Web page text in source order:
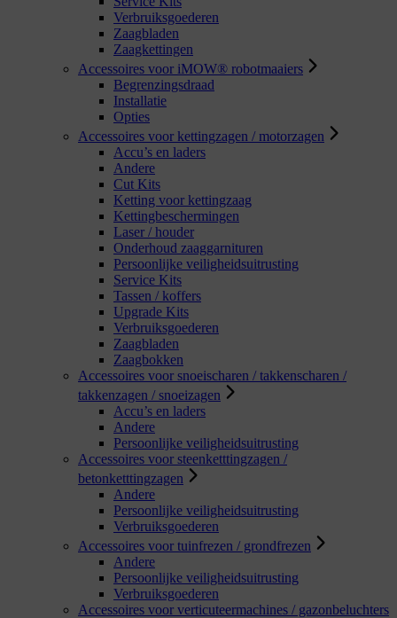
Verbruiksgoederen
Zaagbladen
Zaagkettingen
Accessoires voor iMOW® robotmaaiers
Begrenzingsdraad
Installatie
Opties
Accessoires voor kettingzagen / motorzagen
Accu’s en laders
Andere
Cut Kits
Ketting voor kettingzaag
Kettingbeschermingen
Laser / houder
Onderhoud zaaggarnituren
Persoonlijke veiligheidsuitrusting
Service Kits
Tassen / koffers
Upgrade Kits
Verbruiksgoederen
Zaagbladen
Zaagbokken
Accessoires voor snoeischaren / takkenscharen /
takkenzagen / snoeizagen
Accu’s en laders
Andere
Persoonlijke veiligheidsuitrusting
Accessoires voor steenketttingzagen /
betonketttingzagen
Andere
Persoonlijke veiligheidsuitrusting
Verbruiksgoederen
Accessoires voor tuinfrezen / grondfrezen
Andere
Persoonlijke veiligheidsuitrusting
Verbruiksgoederen
Accessoires voor verticuteermachines / gazonbeluchters